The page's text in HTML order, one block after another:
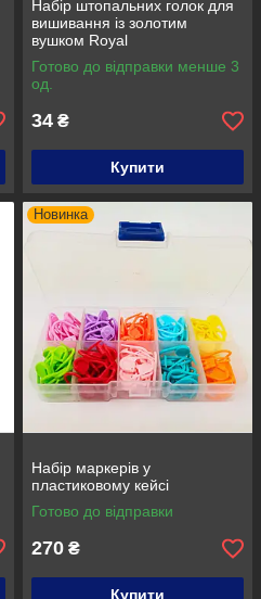
Набір штопальних голок для
вишивання із золотим
вушком Royal
Готово до відправки менше 3
од.
34 ₴
Купити
Новинка
Набір маркерів у
пластиковому кейсі
Готово до відправки
270 ₴
Купити